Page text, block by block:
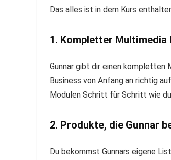
Das alles ist in dem Kurs
1. Kompletter Multimedia
Gunnar gibt dir einen kompletten
Business von Anfang an richtig
Modulen Schritt für Schritt wie
2. Produkte, die Gunnar
Du bekommst Gunnars eigene